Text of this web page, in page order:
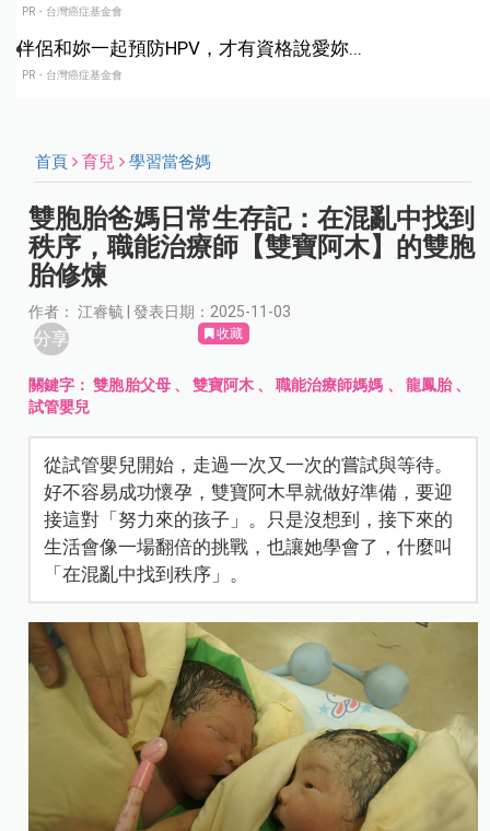
PR・台灣癌症基金會
伴侶和妳一起預防HPV，才有資格說愛妳...
PR・台灣癌症基金會
首頁 育兒 學習當爸媽
雙胞胎爸媽日常生存記：在混亂中找到
秩序，職能治療師【雙寶阿木】的雙胞
胎修煉
作者： 江睿毓 | 發表日期：2025-11-03
分享 收藏
關鍵字：雙胞胎父母、 雙寶阿木 、職能治療師媽媽 、 龍鳳胎、
試管嬰兒
從試管嬰兒開始，走過一次又一次的嘗試與等待。
好不容易成功懷孕，雙寶阿木早就做好準備，要迎
接這對「努力來的孩子」。只是沒想到，接下來的
生活會像一場翻倍的挑戰，也讓她學會了，什麼叫
「在混亂中找到秩序」。